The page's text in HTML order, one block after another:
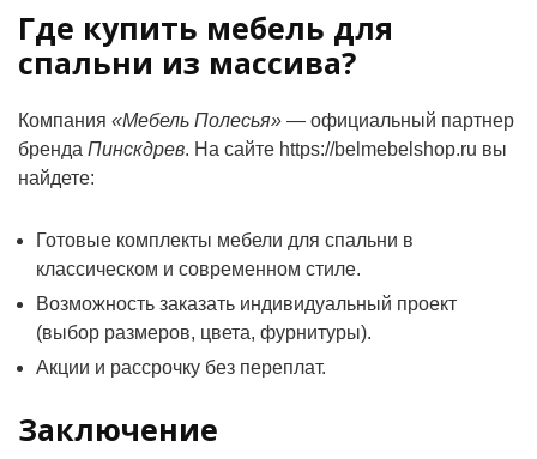
Где купить мебель для
спальни из массива?
Компания «Мебель Полесья» — официальный партнер
бренда Пинскдрев. На сайте https://belmebelshop.ru вы
найдете:
Готовые комплекты мебели для спальни в
классическом и современном стиле.
Возможность заказать индивидуальный проект
(выбор размеров, цвета, фурнитуры).
Акции и рассрочку без переплат.
Заключение